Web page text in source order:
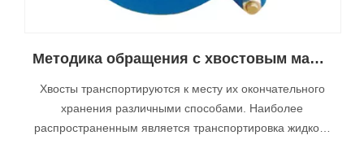
Методика обращения с хвостовым манипуляционным насосом
Хвосты транспортируются к месту их окончательного
хранения различными способами. Наиболее
распространенным является транспортировка жидкого